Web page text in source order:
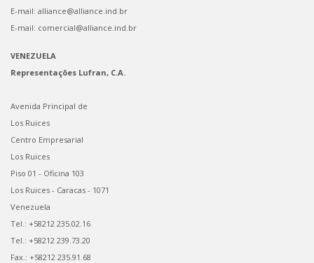
E-mail: alliance@alliance.ind.br
E-mail: comercial@alliance.ind.br
VENEZUELA
Representações Lufran, C.A.
Avenida Principal de
Los Ruices
Centro Empresarial
Los Ruices
Piso 01 - Oficina 103
Los Ruices - Caracas - 1071
Venezuela
Tel.: +58212 235.02.16
Tel.: +58212 239.73.20
Fax.: +58212 235.91.68